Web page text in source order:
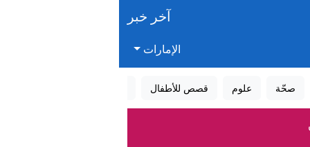
آخر خبر
الإمارات
صحّة علوم قصص للأطفال